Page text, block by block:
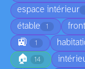
espace intérieur
étable 1
🚉 1
🏠 14